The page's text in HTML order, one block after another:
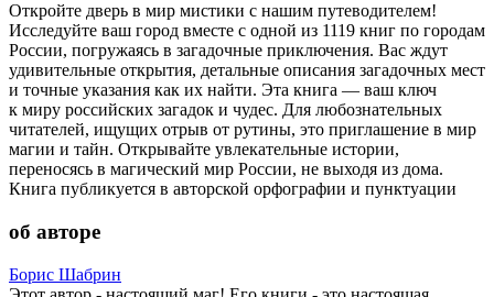
Откройте дверь в мир мистики с нашим путеводителем!
Исследуйте ваш город вместе с одной из 1119 книг по городам
России, погружаясь в загадочные приключения. Вас ждут
удивительные открытия, детальные описания загадочных мест
и точные указания как их найти. Эта книга — ваш ключ
к миру российских загадок и чудес. Для любознательных
читателей, ищущих отрыв от рутины, это приглашение в мир
магии и тайн. Открывайте увлекательные истории,
переносясь в магический мир России, не выходя из дома.
Книга публикуется в авторской орфографии и пунктуации
об авторе
Борис Шабрин